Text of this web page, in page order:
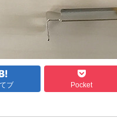
ブ Pocket